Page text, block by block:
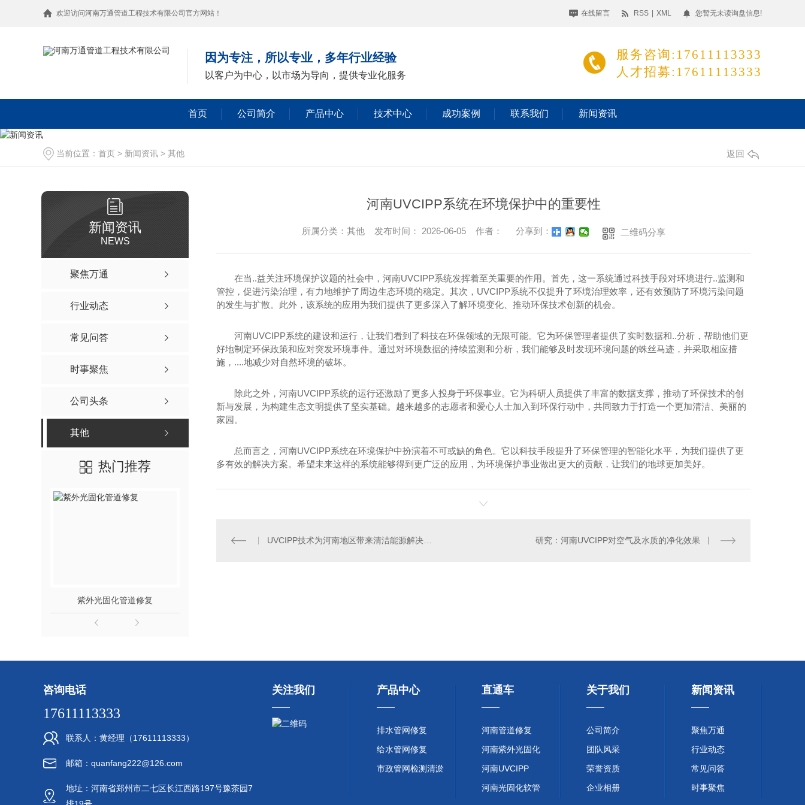
欢迎访问河南万通管道工程技术有限公司官方网站！ 在线留言 RSS XML 您暂无未读询盘信息!
因为专注，所以专业，多年行业经验
以客户为中心，以市场为导向，提供专业化服务
服务咨询:17611113333
人才招募:17611113333
首页 公司简介 产品中心 技术中心 成功案例 联系我们 新闻资讯
当前位置： 首页 > 新闻资讯 > 其他 返回
新闻资讯
NEWS
聚焦万通
行业动态
常见问答
时事聚焦
公司头条
其他
热门推荐
紫外光固化管道修复
河南UVCIPP系统在环境保护中的重要性
所属分类：其他 发布时间： 2026-06-05 作者： 分享到： 二维码分享
在当..益关注环境保护议题的社会中，河南UVCIPP系统发挥着至关重要的作用。首先，这一系统通过科技手段对环境进行..监测和
管控，促进污染治理，有力地维护了周边生态环境的稳定。其次，UVCIPP系统不仅提升了环境治理效率，还有效预防了环境污染问题
的发生与扩散。此外，该系统的应用为我们提供了更多深入了解环境变化、推动环保技术创新的机会。
河南UVCIPP系统的建设和运行，让我们看到了科技在环保领域的无限可能。它为环保管理者提供了实时数据和..分析，帮助他们更
好地制定环保政策和应对突发环境事件。通过对环境数据的持续监测和分析，我们能够及时发现环境问题的蛛丝马迹，并采取相应措
施，....地减少对自然环境的破坏。
除此之外，河南UVCIPP系统的运行还激励了更多人投身于环保事业。它为科研人员提供了丰富的数据支撑，推动了环保技术的创
新与发展，为构建生态文明提供了坚实基础。越来越多的志愿者和爱心人士加入到环保行动中，共同致力于打造一个更加清洁、美丽的
家园。
总而言之，河南UVCIPP系统在环境保护中扮演着不可或缺的角色。它以科技手段提升了环保管理的智能化水平，为我们提供了更
多有效的解决方案。希望未来这样的系统能够得到更广泛的应用，为环境保护事业做出更大的贡献，让我们的地球更加美好。
UVCIPP技术为河南地区带来清洁能源解决方案 研究：河南UVCIPP对空气及水质的净化效果
咨询电话
17611113333
联系人：黄经理（17611113333）
邮箱：quanfang222@126.com
地址：河南省郑州市二七区长江西路197号豫茶园7
关注我们 产品中心
排水管网修复
给水管网修复
市政管网检测清淤
直通车
河南管道修复
河南紫外光固化
河南UVCIPP
河南光固化软管
关于我们
公司简介
团队风采
荣誉资质
企业相册
新闻资讯
聚焦万通
行业动态
常见问答
时事聚焦